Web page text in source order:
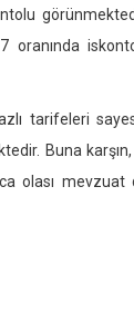
oranında
tarifeleri
Buna
olası mevzuat